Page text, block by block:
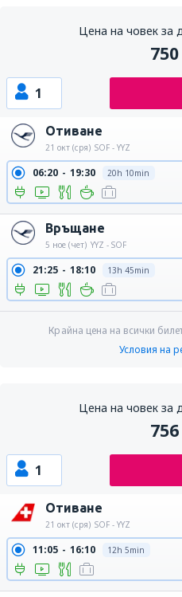
Цена на човек за
750
1
Отиване
21 окт (сря) SOF - YYZ
06:20 19:30 20h 10min
Връщане
5 ное (чет) YYZ - SOF
21:25 18:10 13h 45min
Крайна цена на всички
Условия на
Цена на човек за
756
1
Отиване
21 окт (сря) SOF - YYZ
11:05 16:10 12h 5min